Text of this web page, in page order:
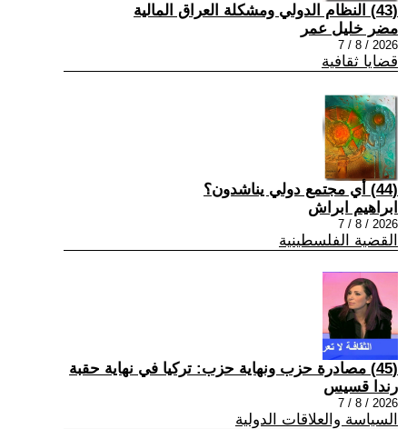
(43) النظام الدولي ومشكلة العراق المالية
مضر خليل عمر
2026 / 8 / 7
قضايا ثقافية
(44) أي مجتمع دولي يناشدون؟
ابراهيم ابراش
2026 / 8 / 7
القضية الفلسطينية
(45) مصادرة حزب ونهاية حزب: تركيا في نهاية حقبة
رندا قسيس
2026 / 8 / 7
السياسة والعلاقات الدولية